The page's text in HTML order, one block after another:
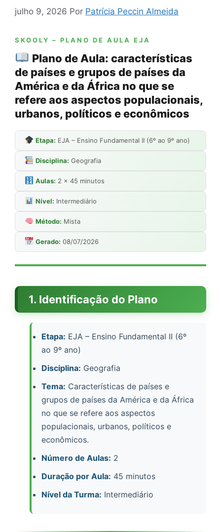
julho 9, 2026 Por Patrícia Peccin Almeida
SKOOLY – PLANO DE AULA EJA
Plano de Aula: características
de países e grupos de países da
América e da África no que se
refere aos aspectos populacionais,
urbanos, políticos e econômicos
Etapa: EJA – Ensino Fundamental II (6º ao 9º ano)
Disciplina: Geografia
Aulas: 2 × 45 minutos
Nível: Intermediário
Método: Mista
Gerado: 08/07/2026
1. Identificação do Plano
Etapa: EJA – Ensino Fundamental II (6º
ao 9º ano)
Disciplina: Geografia
Tema: Características de países e
grupos de países da América e da África
no que se refere aos aspectos
populacionais, urbanos, políticos e
econômicos.
Número de Aulas: 2
Duração por Aula: 45 minutos
Nível da Turma: Intermediário